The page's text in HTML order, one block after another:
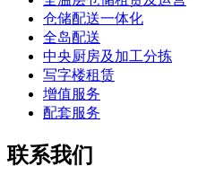
仓储配送一体化
全岛配送
中央厨房及加工分拣
写字楼租赁
增值服务
配套服务
联系我们